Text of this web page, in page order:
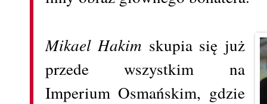
Mikael Hakim skupia się już
przede wszystkim na
Imperium Osmańskim, gdzie